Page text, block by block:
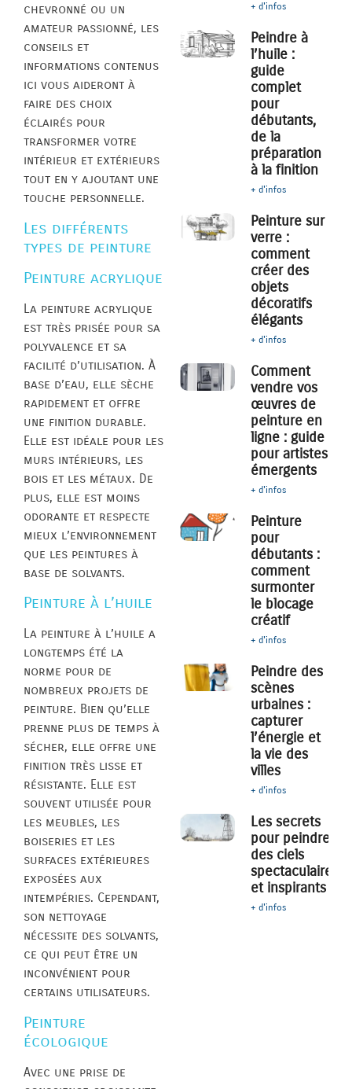
chevronné ou un
amateur passionné, les
conseils et
informations contenus
ici vous aideront à
faire des choix
éclairés pour
transformer votre
intérieur et extérieurs
tout en y ajoutant une
touche personnelle.
Les différents
types de peinture
Peinture acrylique
La peinture acrylique
est très prisée pour sa
polyvalence et sa
facilité d’utilisation. À
base d’eau, elle sèche
rapidement et offre
une finition durable.
Elle est idéale pour les
murs intérieurs, les
bois et les métaux. De
plus, elle est moins
odorante et respecte
mieux l’environnement
que les peintures à
base de solvants.
Peinture à l’huile
La peinture à l’huile a
longtemps été la
norme pour de
nombreux projets de
peinture. Bien qu’elle
prenne plus de temps à
sécher, elle offre une
finition très lisse et
résistante. Elle est
souvent utilisée pour
les meubles, les
boiseries et les
surfaces extérieures
exposées aux
intempéries. Cependant,
son nettoyage
nécessite des solvants,
ce qui peut être un
inconvénient pour
certains utilisateurs.
Peinture
écologique
Avec une prise de
+ d'infos
Peindre à
l’huile :
guide
complet
pour
débutants,
de la
préparation
à la finition
+ d'infos
Peinture sur
verre :
comment
créer des
objets
décoratifs
élégants
+ d'infos
Comment
vendre vos
œuvres de
peinture en
ligne : guide
pour artistes
émergents
+ d'infos
Peinture
pour
débutants :
comment
surmonter
le blocage
créatif
+ d'infos
Peindre des
scènes
urbaines :
capturer
l’énergie et
la vie des
villes
+ d'infos
Les secrets
pour peindre
des ciels
spectaculaires
et inspirants
+ d'infos